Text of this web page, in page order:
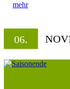
mehr
06.